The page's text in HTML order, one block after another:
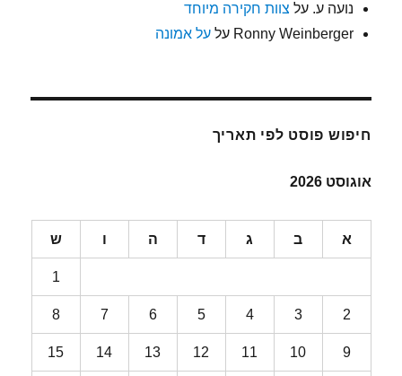
נועה ע. על צוות חקירה מיוחד
Ronny Weinberger עלעל אמונה
חיפוש פוסט לפי תאריך
אוגוסט 2026
א ב ג ד ה ו ש
1
2
3
4
5
6
7
8
9
10
11
12
13
14
15